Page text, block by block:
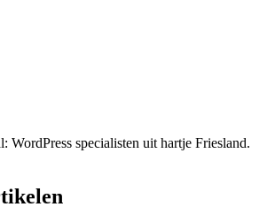
specialisten uit hartje Friesland.